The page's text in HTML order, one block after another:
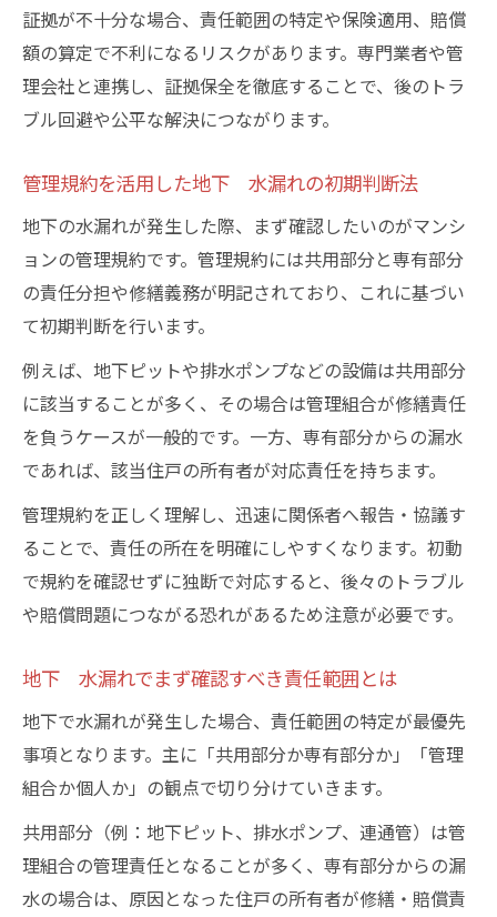
地下 水漏れ予防に役立つ排水設備の維持
管理
連通管異常が地下 水漏れを引き起こす仕
組み
床下や地下ピットでの水漏れを放置する危険性
地下 水漏れの放置が招く建物劣化リスク
床下の地下 水漏れが健康被害につながる
理由
例
地下ピット水漏れを早期発見する具体策
地下 水漏れ放置で保険請求が不利になる
専門知識で地下水漏れ問題を公平に解決するポ
イント
専門家に相談し地下 水漏れを適切に解決
地下 水漏れトラブルの公平な賠償交渉術
地下 水漏れ事例から学ぶ実践的な解決方
法
地下 水漏れ問題で管理規約を活用するコ
地下 水漏れの法的根拠を理解し有利に対
証拠が不十分な場合、責任範囲の特定や保険適用、賠償
額の算定で不利になるリスクがあります。専門業者や管
理会社と連携し、証拠保全を徹底することで、後のトラ
ブル回避や公平な解決につながります。
管理規約を活用した地下 水漏れの初期判断法
地下の水漏れが発生した際、まず確認したいのがマンシ
ョンの管理規約です。管理規約には共用部分と専有部分
の責任分担や修繕義務が明記されており、これに基づい
て初期判断を行います。
例えば、地下ピットや排水ポンプなどの設備は共用部分
に該当することが多く、その場合は管理組合が修繕責任
を負うケースが一般的です。一方、専有部分からの漏水
であれば、該当住戸の所有者が対応責任を持ちます。
管理規約を正しく理解し、迅速に関係者へ報告・協議す
ることで、責任の所在を明確にしやすくなります。初動
で規約を確認せずに独断で対応すると、後々のトラブル
や賠償問題につながる恐れがあるため注意が必要です。
地下 水漏れでまず確認すべき責任範囲とは
地下で水漏れが発生した場合、責任範囲の特定が最優先
事項となります。主に「共用部分か専有部分か」「管理
組合か個人か」の観点で切り分けていきます。
共用部分（例：地下ピット、排水ポンプ、連通管）は管
理組合の管理責任となることが多く、専有部分からの漏
水の場合は、原因となった住戸の所有者が修繕・賠償責